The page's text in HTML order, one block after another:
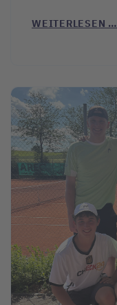
WEITERLESEN …